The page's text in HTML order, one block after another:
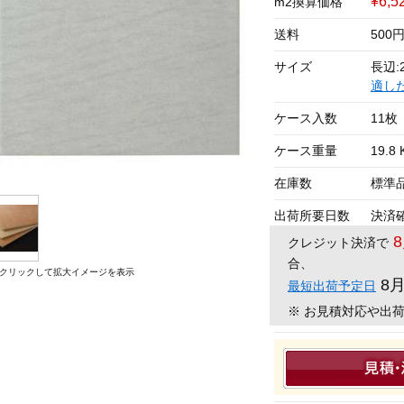
リックして拡大イメージを表示
送料 500
サイズ
長辺
適し
ケース入数 11枚
ケース重量 19.8
在庫数 標準
出荷所要日数
決済
クレジット決済で
合、
最短出荷予定日 8
※ お見積対応や出